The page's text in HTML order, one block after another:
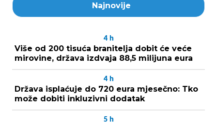
Najnovije
4 h
Više od 200 tisuća branitelja dobit će veće
mirovine, država izdvaja 88,5 milijuna eura
4 h
Država isplaćuje do 720 eura mjesečno: Tko
može dobiti inkluzivni dodatak
5 h